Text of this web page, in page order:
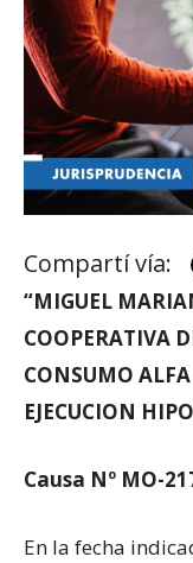
Compartí vía:
“MIGUEL
COOPERATIVA
CONSUMO
EJECUCION
Causa Nº MO-
En la fecha